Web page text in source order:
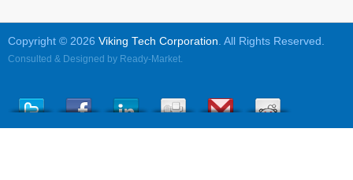
Copyright © 2026 Viking Tech Corporation . All Rights Reserved.
Consulted & Designed by Ready-Market